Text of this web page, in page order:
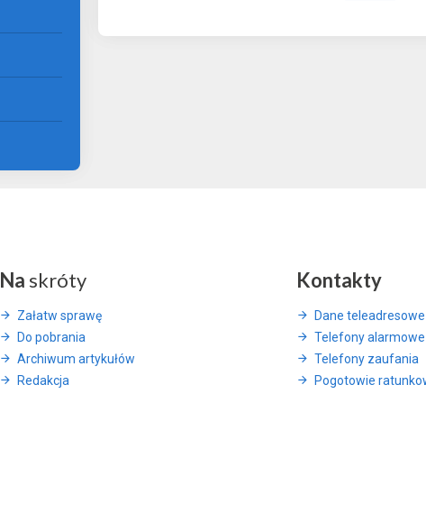
Na skróty
Załatw sprawę
Do pobrania
Archiwum artykułów
Redakcja
Kontakty
Dane teleadresowe
Telefony alarmowe
Telefony zaufania
Pogotowie